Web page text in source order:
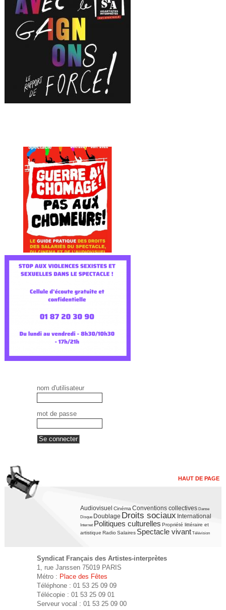
nom d'utilisateur
mot de passe
HAUT DE PAGE
Audiovisuel Cinéma Conventions collectives Danse
Disque Doublage Droits sociaux International
Internet Politiques culturelles Propriété littéraire et
artistique Radio Salaires Spectacle vivant Télévision
Syndicat Français des Artistes-interprètes
1, rue Janssen 75019 PARIS
Métro : Place des Fêtes
Téléphone : 01 53 25 09 09
Télécopie : 01 53 25 09 01
Serveur vocal : 01 53 25 09 00